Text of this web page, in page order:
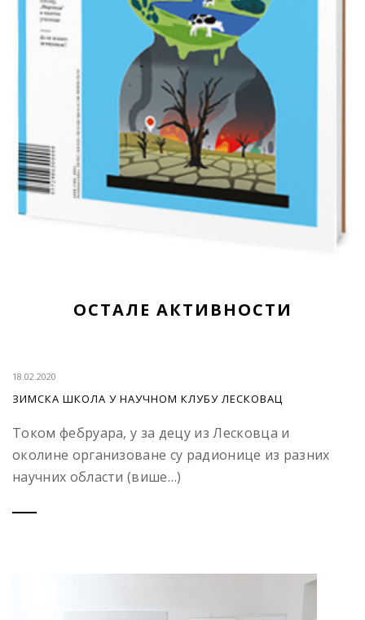
ОСТАЛЕ АКТИВНОСТИ
18.02.2020
ЗИМСКА ШКОЛА У НАУЧНОМ КЛУБУ ЛЕСКОВАЦ
Током фебруара, у за децу из Лесковца и
околине организоване су радионице из разних
научних области (више…)